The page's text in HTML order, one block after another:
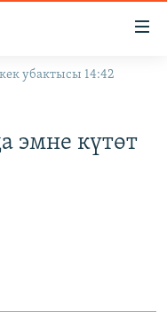
убактысы 14:42
эмне күтөт